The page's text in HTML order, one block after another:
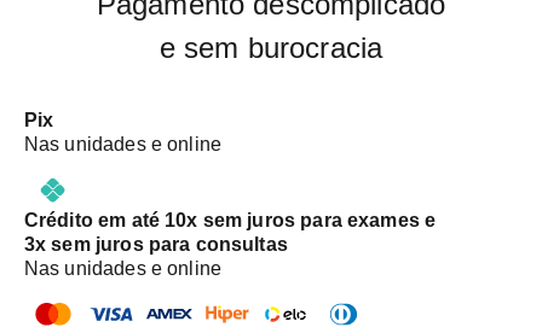
e sem burocracia
Pix
Nas unidades e online
Crédito em até 10x sem juros para exames e
3x sem juros para consultas
Nas unidades e online